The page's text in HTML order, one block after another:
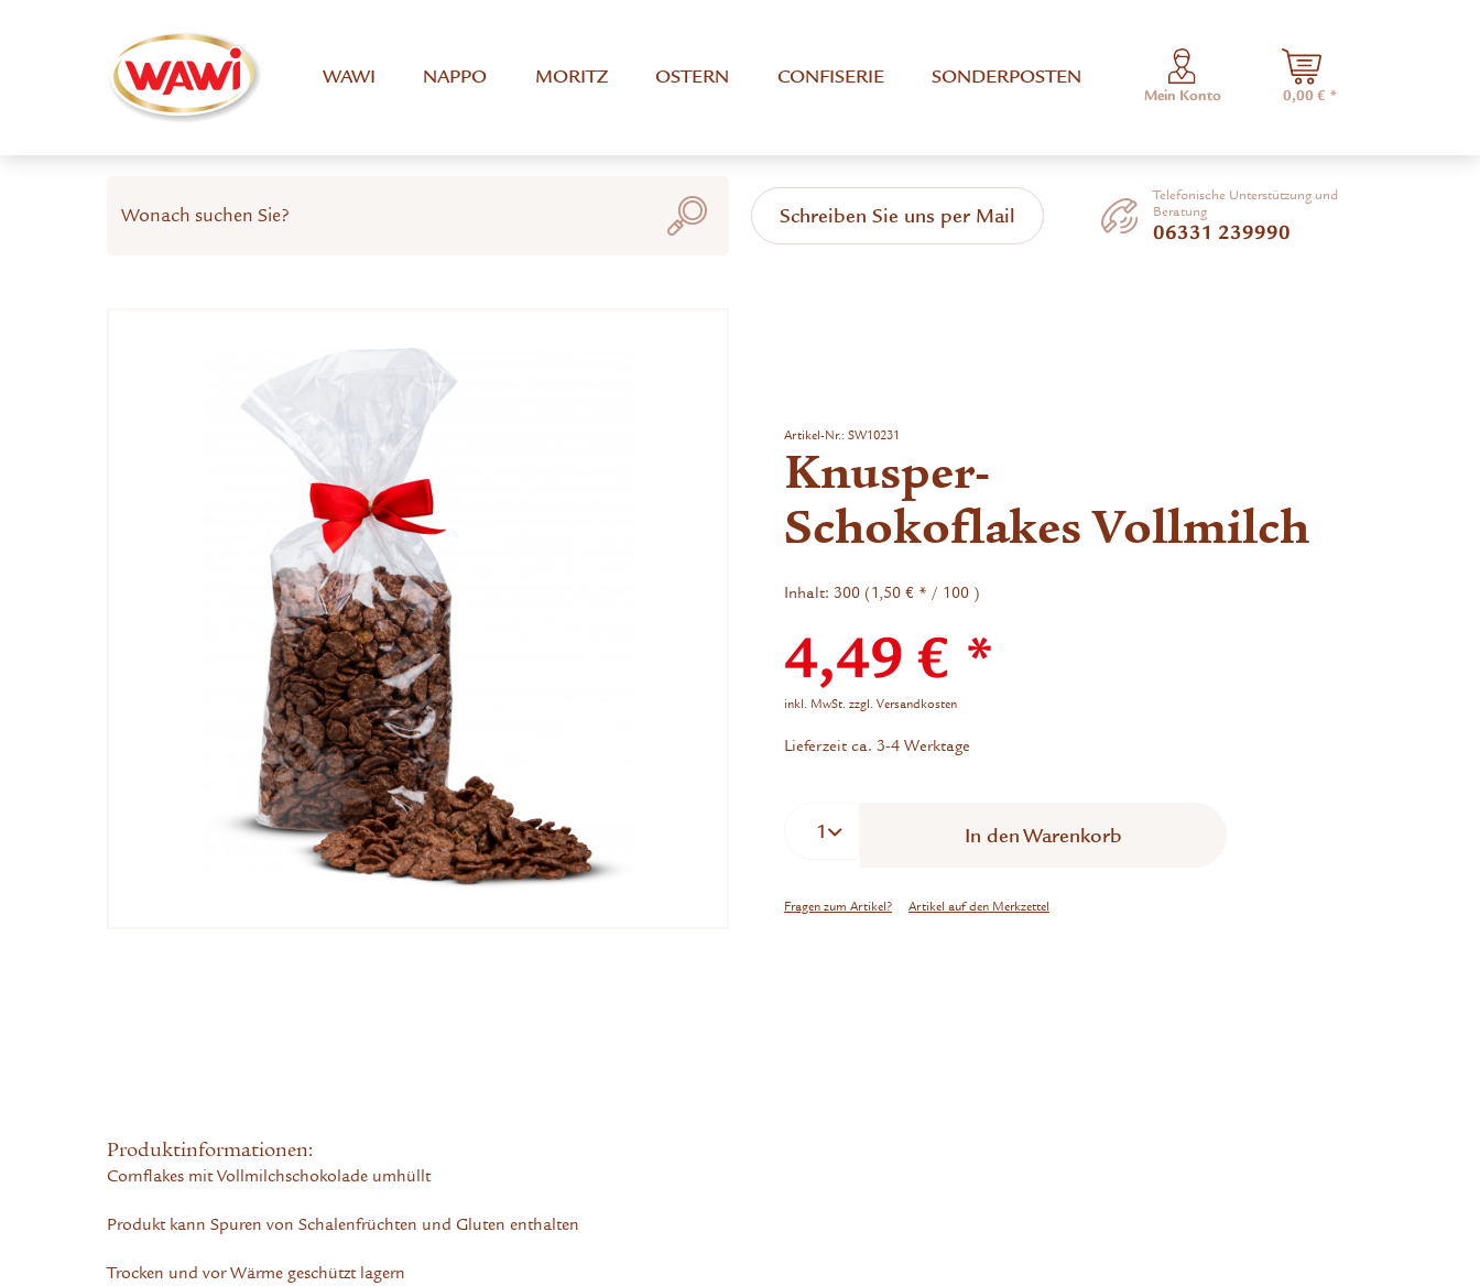
WAWI NAPPO MORITZ OSTERN CONFISERIE SONDERPOSTEN
Mein Konto 0,00 € *
Schreiben Sie uns per Mail
Telefonische Unterstützung und
Beratung
06331 239990
Artikel-Nr.: SW10231
Knusper-
Schokoflakes Vollmilch
Inhalt: 300 (1,50 € * / 100 )
4,49 € *
inkl. MwSt. zzgl. Versandkosten
Lieferzeit ca. 3-4 Werktage
In denWarenkorb
Fragen zum Artikel? Artikel auf den Merkzettel
Produktinformationen:
Cornflakes mit Vollmilchschokolade umhüllt
Produkt kann Spuren von Schalenfrüchten und Gluten enthalten
Trocken und vor Wärme geschützt lagern